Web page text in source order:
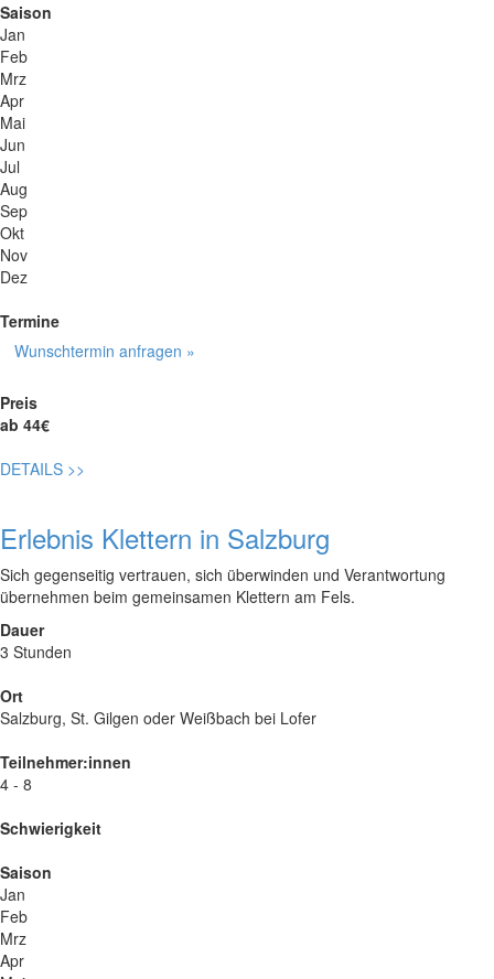
Saison
Jan
Feb
Mrz
Apr
Mai
Jun
Jul
Aug
Sep
Okt
Nov
Dez
Termine
Wunschtermin anfragen »
Preis
ab 44€
DETAILS >>
Erlebnis Klettern in Salzburg
Sich gegenseitig vertrauen, sich überwinden und Verantwortung
übernehmen beim gemeinsamen Klettern am Fels.
Dauer
3 Stunden
Ort
Salzburg, St. Gilgen oder Weißbach bei Lofer
Teilnehmer:innen
4 - 8
Schwierigkeit
Saison
Jan
Feb
Mrz
Apr